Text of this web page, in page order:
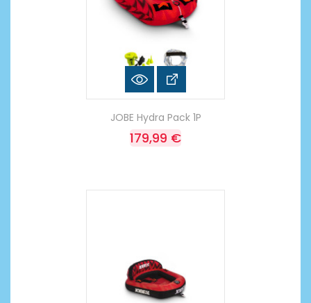
JOBE Hydra Pack 1P
179,99 €